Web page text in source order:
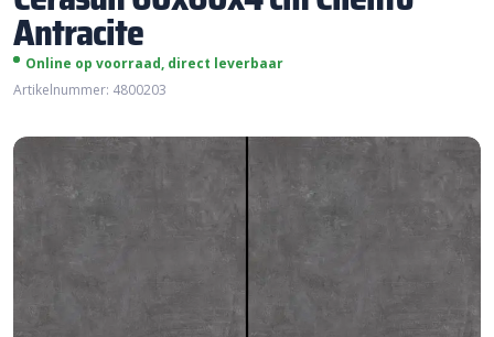
Antracite
Online op voorraad, direct leverbaar
Artikelnummer: 4800203